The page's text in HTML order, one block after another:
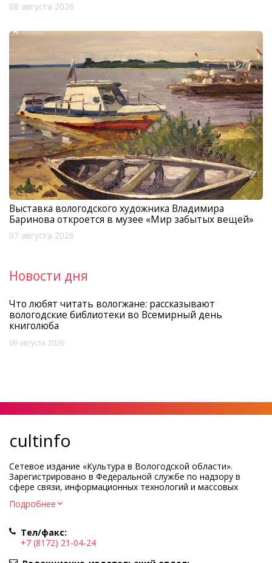
08 августа 2026
Выставка вологодского художника Владимира
Баринова откроется в музее «Мир забытых вещей»
07 августа 2026
Новости дня
Что любят читать вологжане: рассказывают
вологодские библиотеки во Всемирный день
книголюба
09 августа 2026
cultinfo
Сетевое издание «Культура в Вологодской области».
Зарегистрировано в Федеральной службе по надзору в
сфере связи, информационных технологий и массовых
Регистрационный номер и дата принятия решения о
Учредитель КУ ВО «Информационно-аналитический центр
культуры»
Адрес учредителя и редакции: 160000, Вологодская обл., г.
Подробнее
Тел/факс:
+7 (8172) 21-04-24